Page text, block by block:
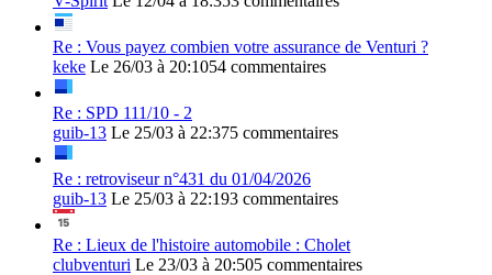
Re : Vous payez combien votre assurance de Venturi ?
keke Le 26/03 à 20:1054 commentaires
Re : SPD 111/10 - 2
guib-13 Le 25/03 à 22:375 commentaires
Re : retroviseur n°431 du 01/04/2026
guib-13 Le 25/03 à 22:193 commentaires
Re : Lieux de l'histoire automobile : Cholet
clubventuri Le 23/03 à 20:505 commentaires